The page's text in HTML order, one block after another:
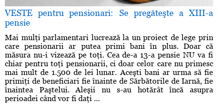
VESTE pentru pensionari: Se pregăteşte a XIII-a
pensie
Mai mulţi parlamentari lucrează la un proiect de lege prin
care pensionarii ar putea primi bani în plus. Doar că
măsura nu-i vizează pe toţi. Cea de-a 13-a pensie NU va fi
chiar pentru toţi pensionarii, ci doar celor care nu primesc
mai mult de 1.500 de lei lunar. Aceşti bani ar urma să fie
primiţi de beneficiari fie înainte de Sărbătorile de Iarnă, fie
înaintea Paştelui. Aleşii nu s-au hotărât încă asupra
perioadei când vor fi daţi ...